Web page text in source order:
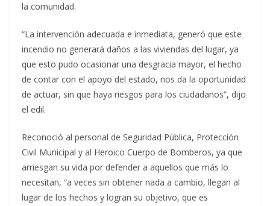
la comunidad.
“La intervención adecuada e inmediata, generó que este
incendio no generará daños a las viviendas del lugar, ya
que esto pudo ocasionar una desgracia mayor, el hecho
de contar con el apoyo del estado, nos da la oportunidad
de actuar, sin que haya riesgos para los ciudadanos”, dijo
el edil.
Reconoció al personal de Seguridad Pública, Protección
Civil Municipal y al Heroico Cuerpo de Bomberos, ya que
arriesgan su vida por defender a aquellos que más lo
necesitan, “a veces sin obtener nada a cambio, llegan al
lugar de los hechos y logran su objetivo, que es